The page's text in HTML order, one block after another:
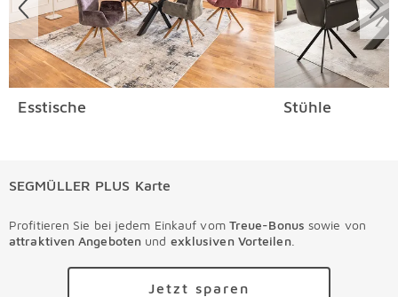
Esstische Stühle
SEGMÜLLER PLUS Karte
Profitieren Sie bei jedem Einkauf vom Treue-Bonus sowie von
attraktiven Angeboten und exklusiven Vorteilen.
Jetzt sparen